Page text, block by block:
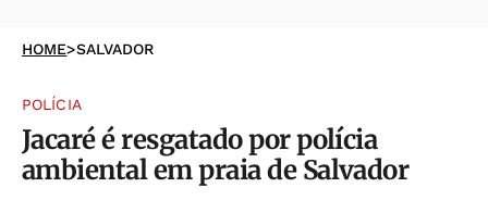
HOME>SALVADOR
POLÍCIA
Jacaré é resgatado por polícia
ambiental em praia de Salvador